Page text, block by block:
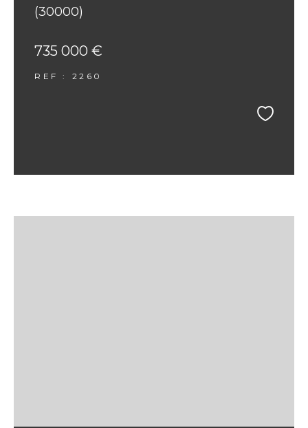
(30000)
735 000 €
REF : 2260